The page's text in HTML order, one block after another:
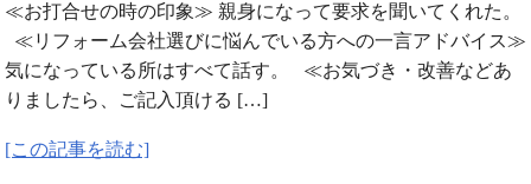
≪お打合せの時の印象≫ 親身になって要求を聞いてくれた。
≪リフォーム会社選びに悩んでいる方への一言アドバイス≫
気になっている所はすべて話す。 ≪お気づき・改善などあ
りましたら、ご記入頂ける […]
[この記事を読む]